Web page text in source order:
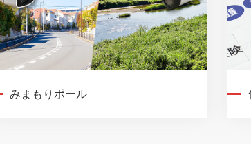
みまもりポール